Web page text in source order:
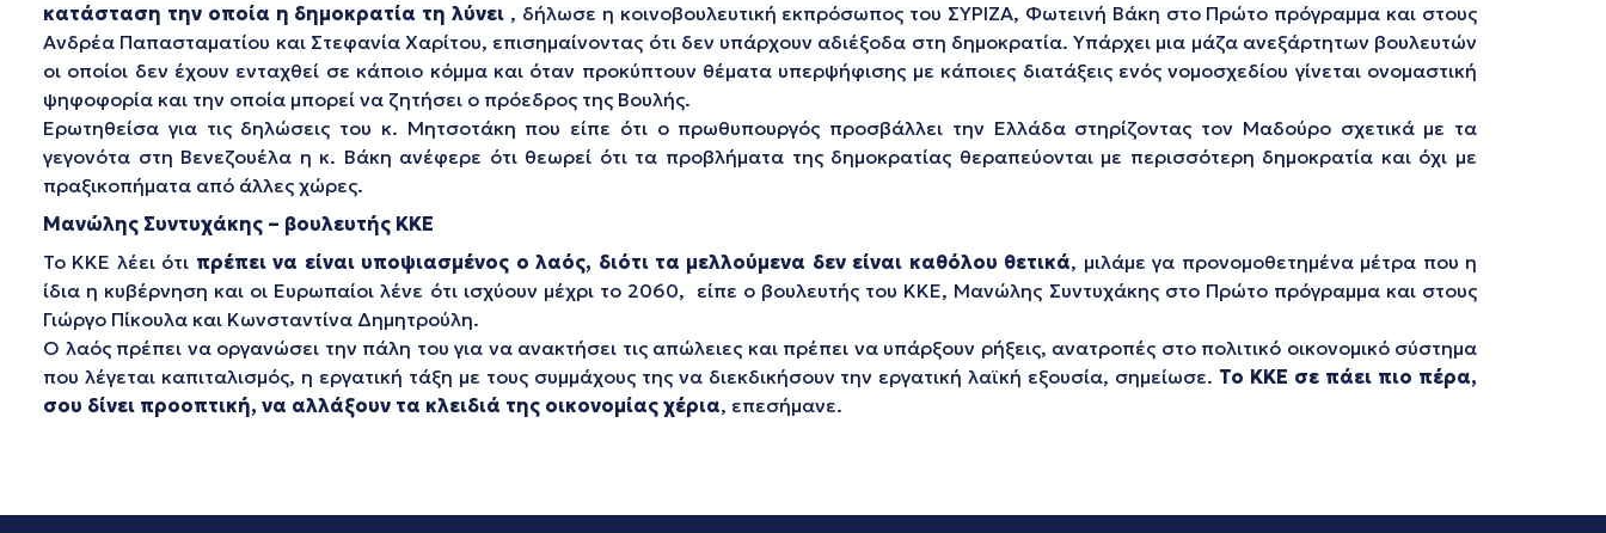
κατάσταση την οποία η δημοκρατία τη λύνει , δήλωσε η κοινοβουλευτική εκπρόσωπος του ΣΥΡΙΖΑ, Φωτεινή Βάκη στο Πρώτο πρόγραμμα και στους
Ανδρέα Παπασταματίου και Στεφανία Χαρίτου, επισημαίνοντας ότι δεν υπάρχουν αδιέξοδα στη δημοκρατία. Υπάρχει μια μάζα ανεξάρτητων βουλευτών
οι οποίοι δεν έχουν ενταχθεί σε κάποιο κόμμα και όταν προκύπτουν θέματα υπερψήφισης με κάποιες διατάξεις ενός νομοσχεδίου γίνεται ονομαστική
ψηφοφορία και την οποία μπορεί να ζητήσει ο πρόεδρος της Βουλής.
Ερωτηθείσα για τις δηλώσεις του κ. Μητσοτάκη που είπε ότι ο πρωθυπουργός προσβάλλει την Ελλάδα στηρίζοντας τον Μαδούρο σχετικά με τα
γεγονότα στη Βενεζουέλα η κ. Βάκη ανέφερε ότι θεωρεί ότι τα προβλήματα της δημοκρατίας θεραπεύονται με περισσότερη δημοκρατία και όχι με
πραξικοπήματα από άλλες χώρες.
Μανώλης Συντυχάκης – βουλευτής ΚΚΕ
Το ΚΚΕ λέει ότι πρέπει να είναι υποψιασμένος ο λαός, διότι τα μελλούμενα δεν είναι καθόλου θετικά, μιλάμε γα προνομοθετημένα μέτρα που η
ίδια η κυβέρνηση και οι Ευρωπαίοι λένε ότι ισχύουν μέχρι το 2060, είπε ο βουλευτής του ΚΚΕ, Μανώλης Συντυχάκης στο Πρώτο πρόγραμμα και στους
Γιώργο Πίκουλα και Κωνσταντίνα Δημητρούλη.
Ο λαός πρέπει να οργανώσει την πάλη του για να ανακτήσει τις απώλειες και πρέπει να υπάρξουν ρήξεις, ανατροπές στο πολιτικό οικονομικό σύστημα
που λέγεται καπιταλισμός, η εργατική τάξη με τους συμμάχους της να διεκδικήσουν την εργατική λαϊκή εξουσία, σημείωσε. Το ΚΚΕ σε πάει πιο πέρα,
σου δίνει προοπτική, να αλλάξουν τα κλειδιά της οικονομίας χέρια, επεσήμανε.